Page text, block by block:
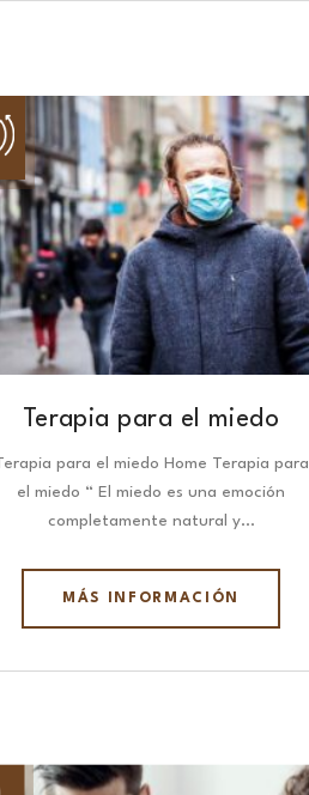
Terapia para el miedo
para el miedo Home Terapia para
el miedo “ El miedo es una emoción
completamente natural y…
MÁS INFORMACIÓN